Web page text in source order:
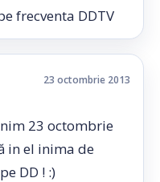
frecventa DDTV
23 octombrie 2013
23 octombrie
in el inima de
DD ! :)